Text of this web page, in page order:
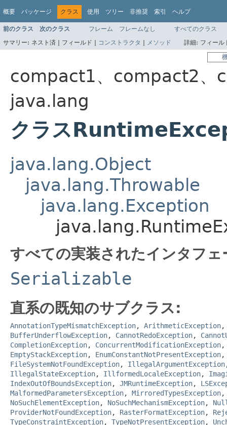
概要 パッケージ クラス 使用 ツリー 非推奨 索引 ヘルプ
前のクラス 次のクラス フレーム フレームなし
すべてのクラス
サマリー: ネスト済 | フィールド | コンストラクタ | メソッド 詳細: フィー
compact1、compact2、
java.lang
クラス
java.lang.Object
java.lang.Throwable
java.lang.Exception
すべての実装されたインタフ
Serializable
直系の既知のサブクラス:
AnnotationTypeMismatchException, ArithmeticException
BufferUnderflowException, CannotRedoException,
CompletionException, ConcurrentModificationException
EmptyStackException, EnumConstantNotPresentException
FileSystemNotFoundException, IllegalArgumentException
IllegalStateException, IllformedLocaleException,
IndexOutOfBoundsException, JMRuntimeException,
MalformedParametersException, MirroredTypesException
NoSuchElementException, NoSuchMechanismException,
ProviderNotFoundException, RasterFormatException,
TypeConstraintException, TypeNotPresentException,